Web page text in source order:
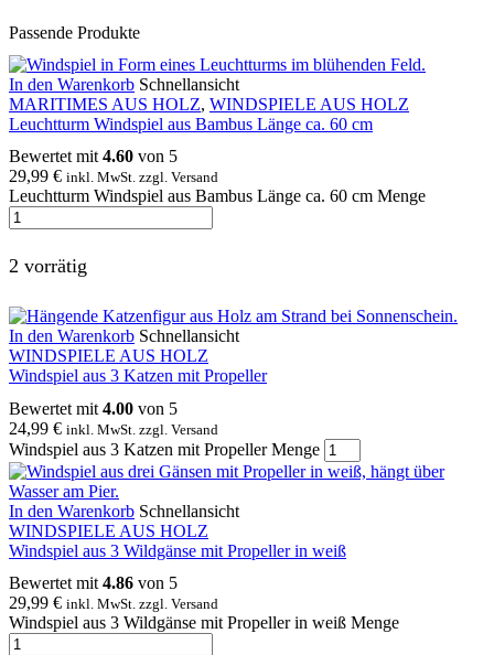
Passende Produkte
In den Warenkorb Schnellansicht
MARITIMES AUS HOLZ, WINDSPIELE AUS HOLZ
Leuchtturm Windspiel aus Bambus Länge ca. 60 cm
Bewertet mit 4.60 von 5
29,99 € inkl. MwSt. zzgl. Versand
Leuchtturm Windspiel aus Bambus Länge ca. 60 cm Menge
2 vorrätig
In den Warenkorb Schnellansicht
WINDSPIELE AUS HOLZ
Windspiel aus 3 Katzen mit Propeller
Bewertet mit 4.00 von 5
24,99 € inkl. MwSt. zzgl. Versand
Windspiel aus 3 Katzen mit Propeller Menge
In den Warenkorb Schnellansicht
WINDSPIELE AUS HOLZ
Windspiel aus 3 Wildgänse mit Propeller in weiß
Bewertet mit 4.86 von 5
29,99 € inkl. MwSt. zzgl. Versand
Windspiel aus 3 Wildgänse mit Propeller in weiß Menge